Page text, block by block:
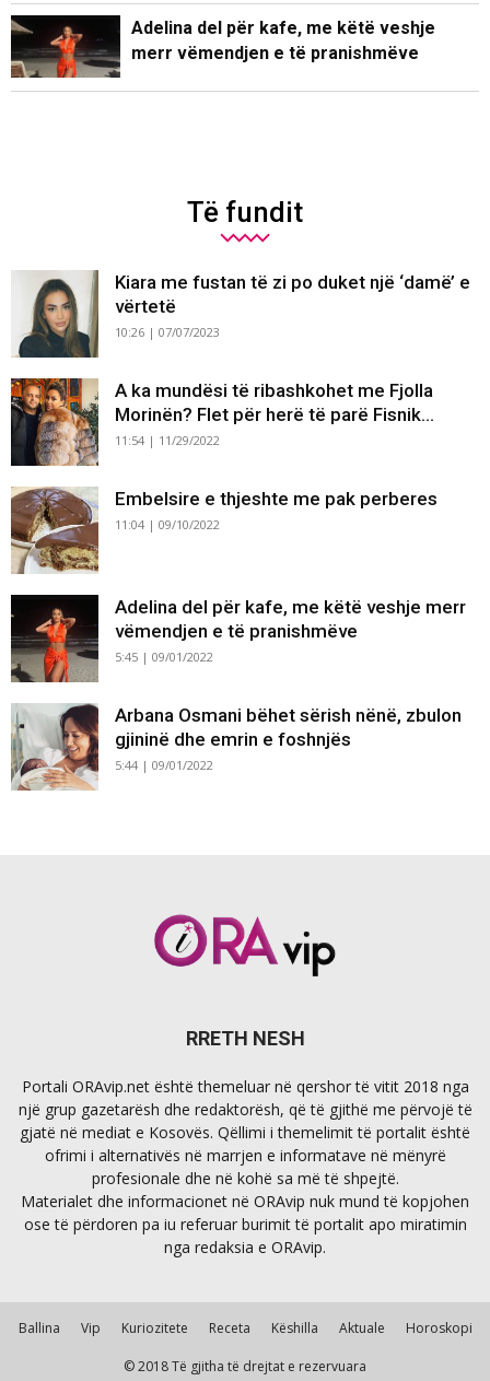
Adelina del për kafe, me këtë veshje
merr vëmendjen e të pranishmëve
Të fundit
Kiara me fustan të zi po duket një ‘damë’ e
vërtetë
10:26 | 07/07/2023
A ka mundësi të ribashkohet me Fjolla
Morinën? Flet për herë të parë Fisnik...
11:54 | 11/29/2022
Embelsire e thjeshte me pak perberes
11:04 | 09/10/2022
Adelina del për kafe, me këtë veshje merr
vëmendjen e të pranishmëve
5:45 | 09/01/2022
Arbana Osmani bëhet sërish nënë, zbulon
gjininë dhe emrin e foshnjës
5:44 | 09/01/2022
RRETH NESH
Portali ORAvip.net është themeluar në qershor të vitit 2018 nga
një grup gazetarësh dhe redaktorësh, që të gjithë me përvojë të
gjatë në mediat e Kosovës. Qëllimi i themelimit të portalit është
ofrimi i alternativës në marrjen e informatave në mënyrë
profesionale dhe në kohë sa më të shpejtë.
Materialet dhe informacionet në ORAvip nuk mund të kopjohen
ose të përdoren pa iu referuar burimit të portalit apo miratimin
nga redaksia e ORAvip.
Ballina Vip Kuriozitete Receta Këshilla Aktuale Horoskopi
© 2018 Të gjitha të drejtat e rezervuara